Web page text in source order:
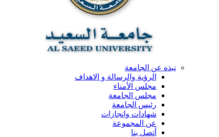
نبذه عن الجامعة
الرؤية والرسالة و الاهداف
مجلس الأمناء
مجلس الجامعة
رئيس الجامعة
شهادات وانجازات
عن المجموعة
أتصل بنا